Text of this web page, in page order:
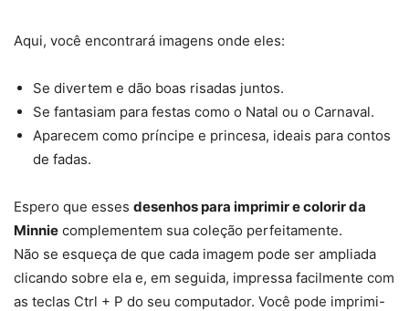
Aqui, você encontrará imagens onde eles:
Se divertem e dão boas risadas juntos.
Se fantasiam para festas como o Natal ou o Carnaval.
Aparecem como príncipe e princesa, ideais para contos
de fadas.
Espero que esses desenhos para imprimir e colorir da
Minnie complementem sua coleção perfeitamente.
Não se esqueça de que cada imagem pode ser ampliada
clicando sobre ela e, em seguida, impressa facilmente com
as teclas Ctrl + P do seu computador. Você pode imprimi-